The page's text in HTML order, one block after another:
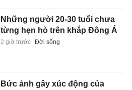
Những người 20-30 tuổi chưa
từng hẹn hò trên khắp Đông Á
2 giờ trước Đời sống
Bức ảnh gây xúc động của